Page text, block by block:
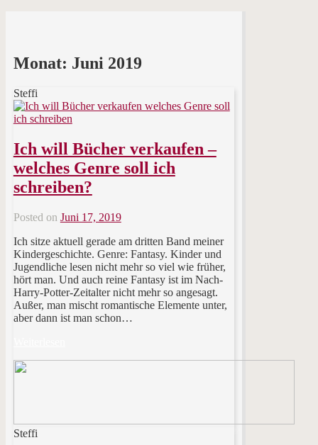
Monat: Juni 2019
Steffi
Ich will Bücher verkaufen –
welches Genre soll ich
schreiben?
Posted on Juni 17, 2019
Ich sitze aktuell gerade am dritten Band meiner
Kindergeschichte. Genre: Fantasy. Kinder und
Jugendliche lesen nicht mehr so viel wie früher,
hört man. Und auch reine Fantasy ist im Nach-
Harry-Potter-Zeitalter nicht mehr so angesagt.
Außer, man mischt romantische Elemente unter,
aber dann ist man schon…
Steffi